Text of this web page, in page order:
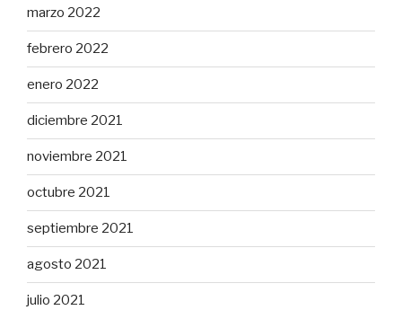
marzo 2022
febrero 2022
enero 2022
diciembre 2021
noviembre 2021
octubre 2021
septiembre 2021
agosto 2021
julio 2021